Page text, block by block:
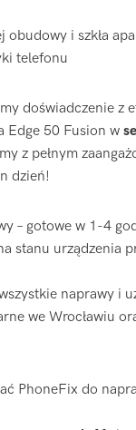
obudowy i szkła
telefonu
doświadczenie z
Edge 50 Fusion w
z pełnym
dzień!
– gotowe w 1-4
stanu urządzenia
naprawy i
we Wrocławiu
PhoneFix do